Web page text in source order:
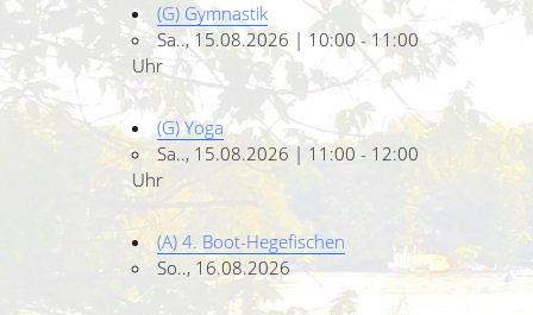
(G) Gymnastik
Sa.., 15.08.2026 | 10:00 - 11:00
Uhr
(G) Yoga
Sa.., 15.08.2026 | 11:00 - 12:00
Uhr
(A) 4. Boot-Hegefischen
So.., 16.08.2026